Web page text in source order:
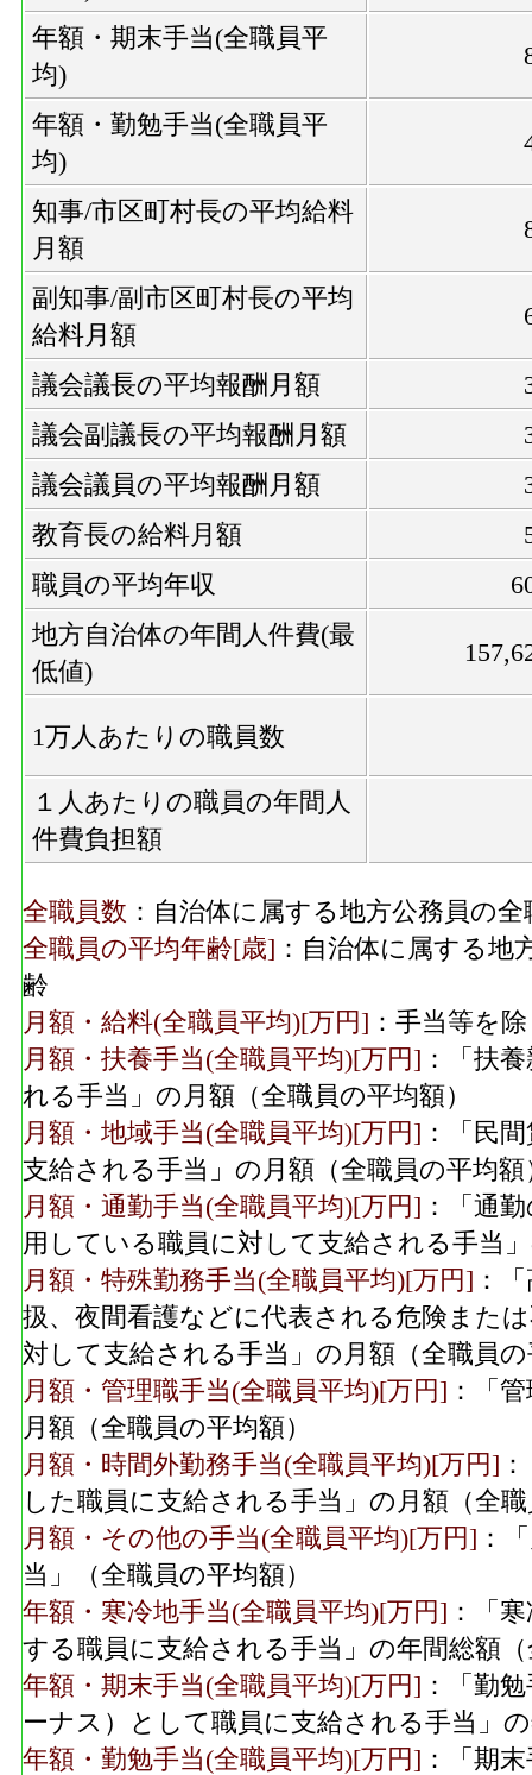
年額・期末手当(全職員平
均)
年額・勤勉手当(全職員平
均)
知事/市区町村長の平均給料
月額
副知事/副市区町村長の平均
給料月額
議会議長の平均報酬月額
議会副議長の平均報酬月額
議会議員の平均報酬月額
教育長の給料月額
職員の平均年収
地方自治体の年間人件費(最
低値)
1万人あたりの職員数
１人あたりの職員の年間人
件費負担額
全職員数 ：自治体に属する地方公務員の
全職員の平均年齢[歳] ：自治体に属する地
齢
月額・給料(全職員平均)[万円] ：手当等を
月額・扶養手当(全職員平均)[万円] ：「扶
れる手当」の月額（全職員の平均額）
月額・地域手当(全職員平均)[万円] ：「民
支給される手当」の月額（全職員の平均額
月額・通勤手当(全職員平均)[万円] ：「通
用している職員に対して支給される手当
月額・特殊勤務手当(全職員平均)[万円] ：
扱、夜間看護などに代表される危険また
対して支給される手当」の月額（全職員
月額・管理職手当(全職員平均)[万円] ：「
月額（全職員の平均額）
月額・時間外勤務手当(全職員平均)[万円]
した職員に支給される手当」の月額（全
月額・その他の手当(全職員平均)[万円] ：
当」（全職員の平均額）
年額・寒冷地手当(全職員平均)[万円] ：「
する職員に支給される手当」の年間総額
年額・期末手当(全職員平均)[万円] ：「勤
ーナス）として職員に支給される手当」
年額・勤勉手当(全職員平均)[万円] ：「期